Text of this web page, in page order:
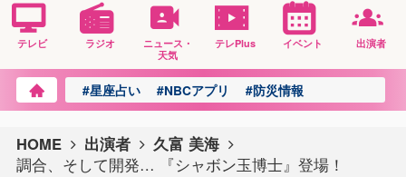
テレビ ラジオ
ニュース・
天気
テレPlus イベント 出演者
#星座占い #NBCアプリ #防災情報
HOME 出演者
久富 美海
調合、そして開発… 『シャボン玉博士』登場！